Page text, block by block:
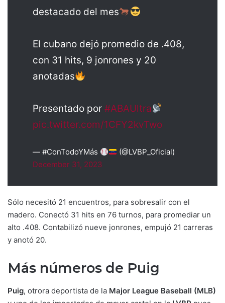
destacado del mes
El cubano dejó promedio de .408,
con 31 hits, 9 jonrones y 20
anotadas
Presentado por #ABAUltra
pic.twitter.com/1CFY2kvTwo
— #ConTodoYMás
(@LVBP_Oficial)
December 31, 2023
Sólo necesitó 21 encuentros, para sobresalir con el
madero. Conectó 31 hits en 76 turnos, para promediar un
alto .408. Contabilizó nueve jonrones, empujó 21 carreras
y anotó 20.
Más números de Puig
Puig, otrora deportista de la Major League Baseball (MLB)